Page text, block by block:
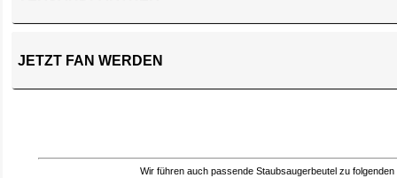
JETZT FAN WERDEN
Wir führen auch passende Staubsaugerbeutel zu folgenden